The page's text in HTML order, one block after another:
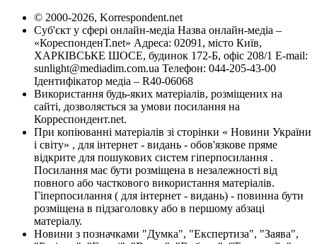
© 2000-2026, Korrespondent.net
Суб'єкт у сфері онлайн-медіа Назва онлайн-медіа –
«КореспонденТ.net» Адреса: 02091, місто Київ,
ХАРКІВСЬКЕ ШОСЕ, будинок 172-Б, офіс 208/1 E-mail:
sunlight@mediadim.com.ua Телефон: 044-205-43-00
Ідентифікатор медіа – R40-06068
Використання будь-яких матеріалів, розміщених на
сайті, дозволяється за умови посилання на
Корреспондент.net.
При копіюванні матеріалів зі сторінки « Новини України
і світу» , для інтернет - видань - обов'язкове пряме
відкрите для пошукових систем гіперпосилання .
Посилання має бути розміщена в незалежності від
повного або часткового використання матеріалів.
Гіперпосилання ( для інтернет - видань) - повинна бути
розміщена в підзаголовку або в першому абзаці
матеріалу.
Новини з позначками "Думка", "Експертиза", "Заява",